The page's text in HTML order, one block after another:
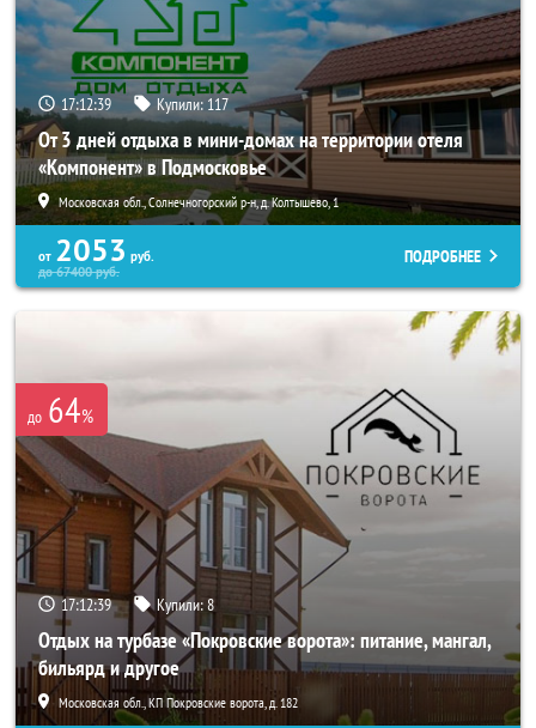
17:12:39 Купили: 117
От 3 дней отдыха в мини-домах на территории отеля
«Компонент» в Подмосковье
Московская обл., Солнечногорский р-н, д. Колтышево, 1
от 2053 руб.
до67400руб.
ПОДРОБНЕЕ
до 64%
17:12:39 Купили:8
Отдых на турбазе «Покровские ворота»: питание, мангал,
бильярд и другое
Московская обл., КП Покровские ворота, д. 182